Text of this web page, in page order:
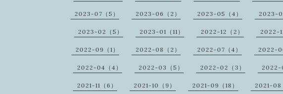
2023-07（5） 2023-06（2） 2023-05（4） 2023-
2023-02（5） 2023-01（11） 2022-12（2） 2022-
2022-09（1） 2022-08（2） 2022-07（4） 2022-
2022-04（4） 2022-03（5） 2022-02（3） 2022-
2021-11（6） 2021-10（9） 2021-09（18） 2021-08